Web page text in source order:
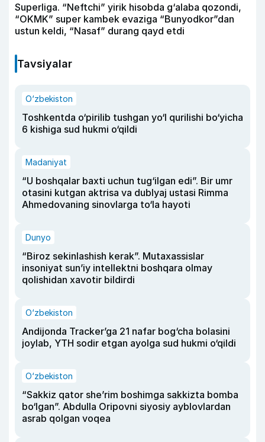
Superliga. “Neftchi” yirik hisobda g‘alaba qozondi,
“OKMK” super kambek evaziga “Bunyodkor”dan
ustun keldi, “Nasaf” durang qayd etdi
Tavsiyalar
O‘zbekiston
Toshkentda o‘pirilib tushgan yo‘l qurilishi bo‘yicha
6 kishiga sud hukmi o‘qildi
Madaniyat
“U boshqalar baxti uchun tug‘ilgan edi”. Bir umr
otasini kutgan aktrisa va dublyaj ustasi Rimma
Ahmedovaning sinovlarga to‘la hayoti
Dunyo
“Biroz sekinlashish kerak”. Mutaxassislar
insoniyat sun’iy intellektni boshqara olmay
qolishidan xavotir bildirdi
O‘zbekiston
Andijonda Tracker’ga 21 nafar bog‘cha bolasini
joylab, YTH sodir etgan ayolga sud hukmi o‘qildi
O‘zbekiston
“Sakkiz qator she’rim boshimga sakkizta bomba
bo‘lgan”. Abdulla Oripovni siyosiy ayblovlardan
asrab qolgan voqea